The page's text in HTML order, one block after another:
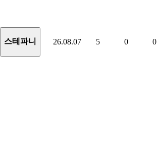
스테파니 26.08.07 5 0 0